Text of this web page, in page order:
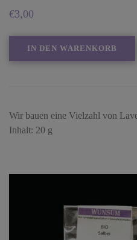
€3,00
IN DEN WARENKORB
Wir bauen eine Vielzahl von
Inhalt: 20 g